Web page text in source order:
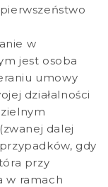
w
jest osoba
umowy
działalności
dalej
gdy
przy
w ramach